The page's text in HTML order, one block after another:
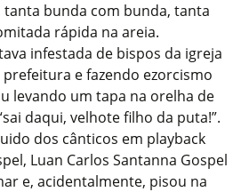
bunda com bunda, tanta
rápida na areia.
infestada de bispos da igreja
e fazendo ezorcismo
levando um tapa na orelha de
daqui, velhote filho da puta!”.
dos cânticos em playback
Luan Carlos Santanna Gospel
e, acidentalmente, pisou na